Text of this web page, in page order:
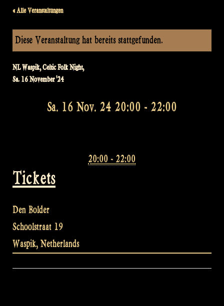
« Alle Veranstaltungen
Diese Veranstaltung hat bereits stattgefunden.
NL Waspik, Celtic Folk Night,
Sa. 16 November '24
Sa. 16 Nov. 24 20:00 - 22:00
Tickets
20:00 - 22:00
Den Bolder
Schoolstraat 19
Waspik, Netherlands